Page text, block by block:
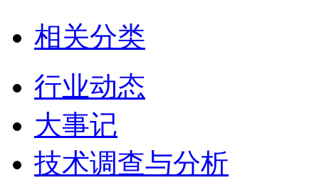
相关分类
行业动态
大事记
技术调查与分析